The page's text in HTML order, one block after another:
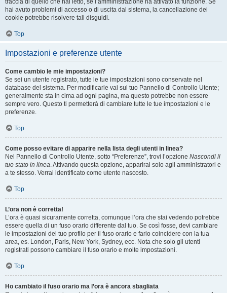
traccia di quello che hai letto, se l’amministrazione ha attivato la funzione. Se
hai avuto problemi di accesso o di uscita dal sistema, la cancellazione dei
cookie potrebbe risolvere tali disguidi.
Top
Impostazioni e preferenze utente
Come cambio le mie impostazioni?
Se sei un utente registrato, tutte le tue impostazioni sono conservate nel
database del sistema. Per modificarle vai sul tuo Pannello di Controllo Utente;
generalmente sta in cima ad ogni pagina, ma questo potrebbe non essere
sempre vero. Questo ti permetterà di cambiare tutte le tue impostazioni e le
preferenze.
Top
Come posso evitare di apparire nella lista degli utenti in linea?
Nel Pannello di Controllo Utente, sotto “Preferenze”, trovi l’opzione Nascondi il
tuo stato in linea. Attivando questa opzione, apparirai solo agli amministratori e
a te stesso. Verrai identificato come utente nascosto.
Top
L’ora non è corretta!
L’ora è quasi sicuramente corretta, comunque l’ora che stai vedendo potrebbe
essere quella di un fuso orario differente dal tuo. Se così fosse, devi cambiare
le impostazioni del tuo profilo per il fuso orario e farlo coincidere con la tua
area, es. London, Paris, New York, Sydney, ecc. Nota che solo gli utenti
registrati possono cambiare il fuso orario e molte impostazioni.
Top
Ho cambiato il fuso orario ma l’ora è ancora sbagliata